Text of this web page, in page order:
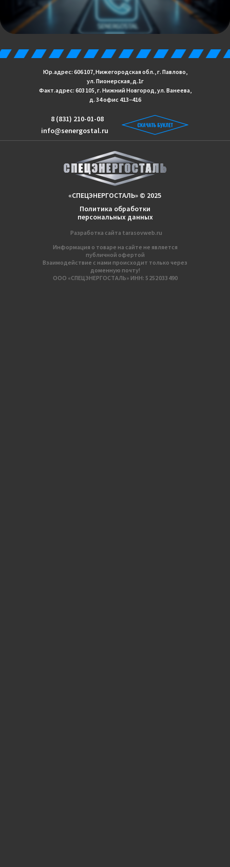
Информация о товаре на сайте не является
публичной офертой
Взаимодействие с нами происходит только через
доменную почту!
ООО «СПЕЦЭНЕРГОСТАЛЬ» ИНН: 5 252 033 490
Разработка сайтa tarasovweb.ru
Политика обработки
персональных данных
«СПЕЦЭНЕРГОСТАЛЬ» © 2025
info@senergostal.ru
8 (831) 210-01-08
Юр.адрес: 606 107, Нижегородская обл., г. Павлово,
ул. Пионерская, д.1г
Факт.адрес: 603 105, г. Нижний Новгород, ул. Ванеева,
д. 34 офис 413−416